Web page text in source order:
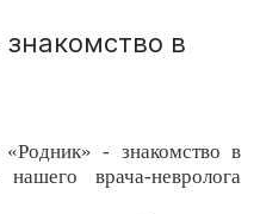
в
- знакомство в
врача-невролога